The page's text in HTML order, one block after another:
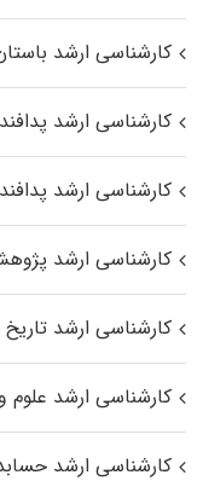
کارشناسی ارشد
کارشناسی ارشد
کارشناسی ارشد پدافند
کارشناسی ارشد
کارشناسی ارشد تاریخ
کارشناسی ارشد علوم
کارشناسی ارشد